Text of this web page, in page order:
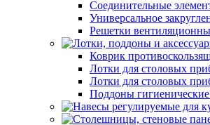
Соединительные
Универсальное
Решетки
Коврик
Лотки для столовых
Лотки для столовых
Поддоны